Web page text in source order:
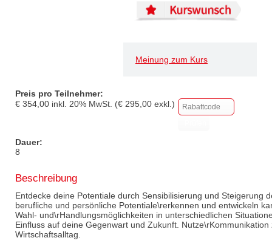
Meinung zum Kurs
Preis pro Teilnehmer:
€ 354,00 inkl. 20% MwSt. (€ 295,00 exkl.)
Dauer:
8
Beschreibung
Entdecke deine Potentiale durch Sensibilisierung und Steigerung
berufliche und persönliche Potentiale\rerkennen und entwickeln
Wahl- und\rHandlungsmöglichkeiten in unterschiedlichen
Einfluss auf deine Gegenwart und Zukunft.
Wirtschaftsalltag.